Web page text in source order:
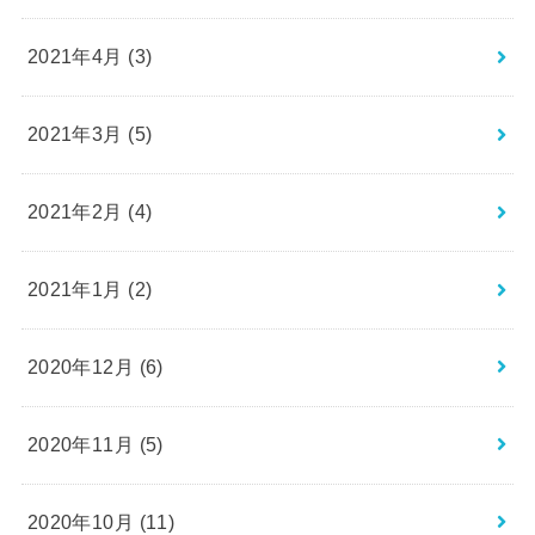
2021年4月 (3)
2021年3月 (5)
2021年2月 (4)
2021年1月 (2)
2020年12月 (6)
2020年11月 (5)
2020年10月 (11)